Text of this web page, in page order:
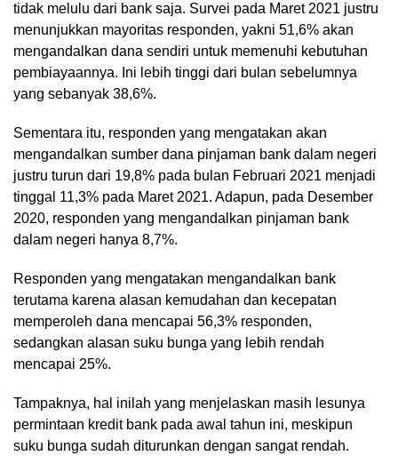
tidak melulu dari bank saja. Survei pada Maret 2021 justru
menunjukkan mayoritas responden, yakni 51,6% akan
mengandalkan dana sendiri untuk memenuhi kebutuhan
pembiayaannya. Ini lebih tinggi dari bulan sebelumnya
yang sebanyak 38,6%.
Sementara itu, responden yang mengatakan akan
mengandalkan sumber dana pinjaman bank dalam negeri
justru turun dari 19,8% pada bulan Februari 2021 menjadi
tinggal 11,3% pada Maret 2021. Adapun, pada Desember
2020, responden yang mengandalkan pinjaman bank
dalam negeri hanya 8,7%.
Responden yang mengatakan mengandalkan bank
terutama karena alasan kemudahan dan kecepatan
memperoleh dana mencapai 56,3% responden,
sedangkan alasan suku bunga yang lebih rendah
mencapai 25%.
Tampaknya, hal inilah yang menjelaskan masih lesunya
permintaan kredit bank pada awal tahun ini, meskipun
suku bunga sudah diturunkan dengan sangat rendah.